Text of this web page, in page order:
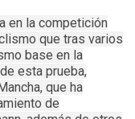
en la competición
que tras varios
base en la
esta prueba,
que ha
de